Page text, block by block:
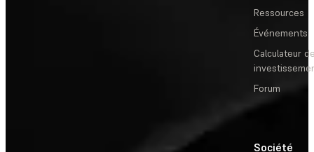
Ressources
Événements
Calculateur
Forum
Société